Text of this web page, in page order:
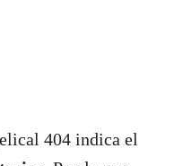
404 indica el